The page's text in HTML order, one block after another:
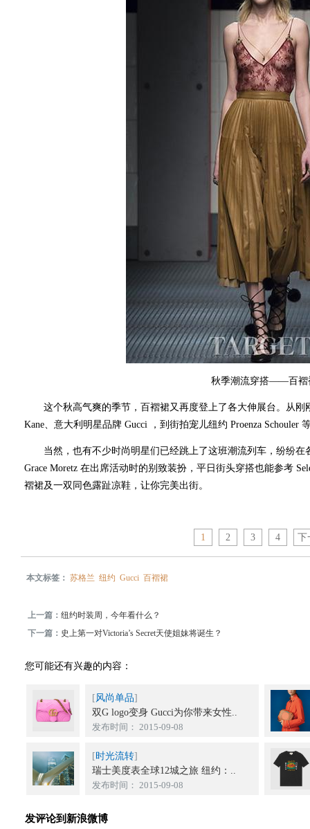
秋季潮流穿搭——百褶
这个秋高气爽的季节，百褶裙又再度登上了各大伸展台。从刚
Kane、意大利明星品牌 Gucci ，到街拍宠儿纽约 Proenza Schouler
当然，也有不少时尚明星们已经跳上了这班潮流列车，纷纷在
Grace Moretz 在出席活动时的别致装扮，平日街头穿搭也能参考
褶裙及一双同色露趾凉鞋，让你完美出街。
1 2 3 4 下
本文标签：苏格兰 纽约 Gucci 百褶裙
上一篇：纽约时装周，今年看什么？
下一篇： 史上第一对Victoria’s Secret天使姐妹将诞生？
您可能还有兴趣的内容：
[风尚单品]
双G logo变身 Gucci为你带来女性..
发布时间： 2015-09-08
[时光流转]
瑞士美度表全球12城之旅 纽约：..
发布时间： 2015-09-08
发评论到新浪微博